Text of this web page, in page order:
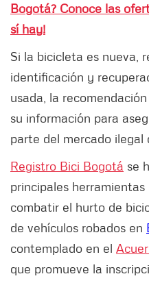
Bogotá? Conoce las
sí hay!
Si la bicicleta es nueva,
identificación y
usada, la
su información para
parte del mercado ilegal
Registro Bici Bogotá se
principales
combatir el hurto de
de vehículos robados en
contemplado en el
que promueve la